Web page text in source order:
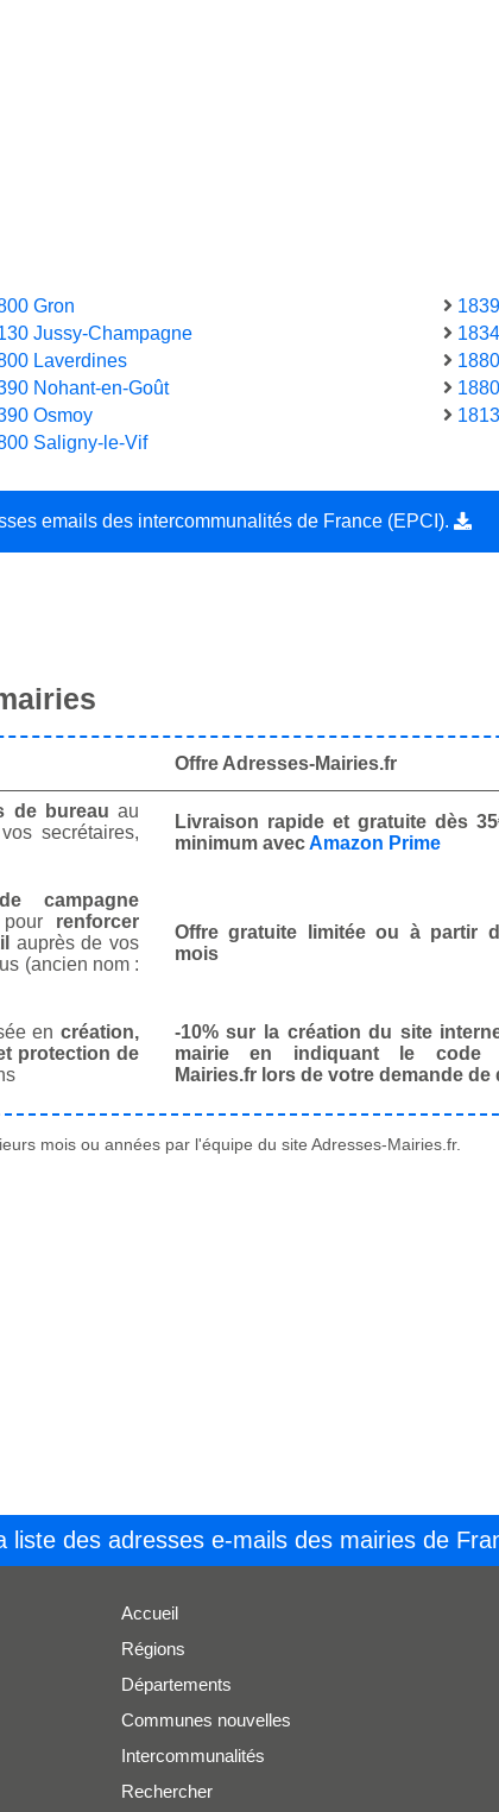
Gron
Jussy-Champagne
Laverdines
Nohant-en-Goût
Osmoy
Saligny-le-Vif
emails des intercommunalités de France (EPCI).
Offre Adresses-Mairies.fr
de bureau au
secrétaires,
Livraison rapide et gratuite dès
minimum avecAmazon Prime
campagne
renforcer
auprès de vos
(ancien nom :
Offre gratuite limitée ou à partir
mois
en création,
protection de
-10% sur la création du site
mairie en indiquant le code
Mairies.fr lors de votre demande de
mois ou années par l'équipe du site Adresses-Mairies.fr.
liste des adresses e-mails des mairies de
Accueil
Régions
Départements
Communes nouvelles
Intercommunalités
Rechercher